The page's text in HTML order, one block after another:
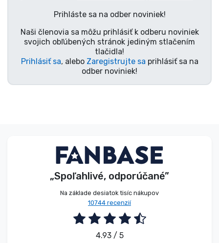
Prihláste sa na odber noviniek!
Naši členovia sa môžu prihlásiť k odberu noviniek
svojich obľúbených stránok jediným stlačením
tlačidla!
Prihlásiť sa, alebo Zaregistrujte sa prihlásiť sa na
odber noviniek!
„Spoľahlivé, odporúčané”
Na základe desiatok tisíc nákupov
10744 recenzií
4.93 / 5
Značky